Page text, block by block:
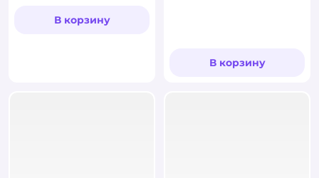
В корзину
В корзину